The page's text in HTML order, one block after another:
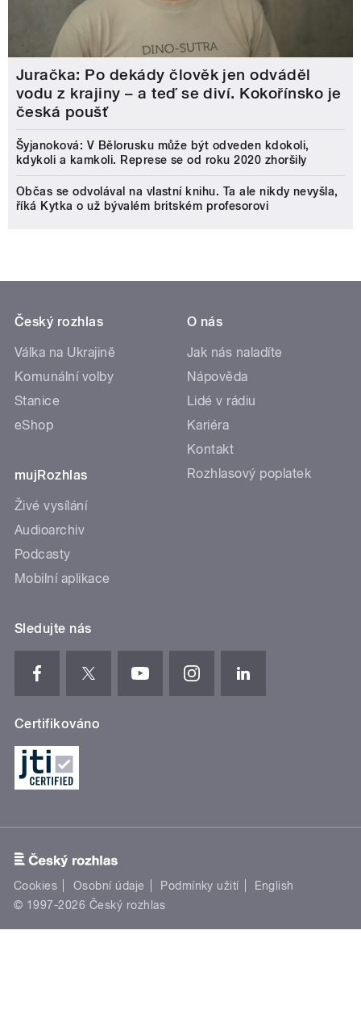
Juračka: Po dekády člověk jen odváděl
vodu z krajiny – a teď se diví. Kokořínsko je
česká poušť
Šyjanoková: V Bělorusku může být odveden kdokoli,
kdykoli a kamkoli. Represe se od roku 2020 zhoršily
Občas se odvolával na vlastní knihu. Ta ale nikdy nevyšla,
říká Kytka o už bývalém britském profesorovi
Český rozhlas
Válka na Ukrajině
Komunální volby
Stanice
eShop
mujRozhlas
Živé vysílání
Audioarchiv
Podcasty
Mobilní aplikace
O nás
Jak nás naladíte
Nápověda
Lidé v rádiu
Kariéra
Kontakt
Rozhlasový poplatek
Sledujte nás
Certifikováno
Cookies Osobní údaje Podmínky užití
English
© 1997-2026 Český rozhlas